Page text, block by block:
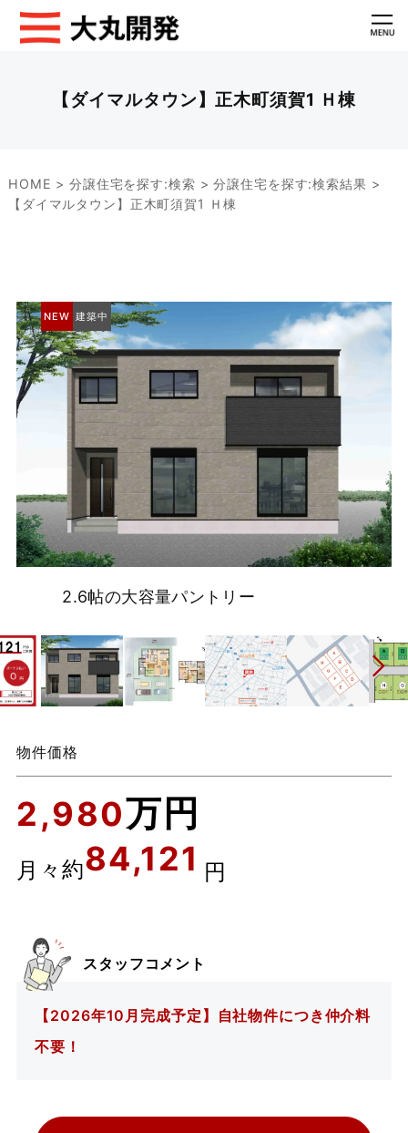
【ダイマルタウン】正木町須賀1 Ｈ棟
HOME >分譲住宅を探す:検索 >分譲住宅を探す:検索結果 >
【ダイマルタウン】正木町須賀1 Ｈ棟
NEW 建築中
2.6帖の大容量パントリー
物件価格
2,980万円
月々約84,121 円
スタッフコメント
【2026年10月完成予定】自社物件につき仲介料
不要！